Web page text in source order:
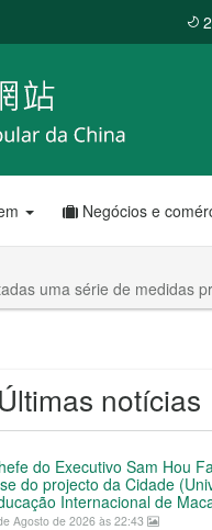
Negócios e
uma série de medidas
Últimas notícias
do Executivo Sam Hou
do projecto da Cidade
Internacional de
Agosto de 2026 às 22:43